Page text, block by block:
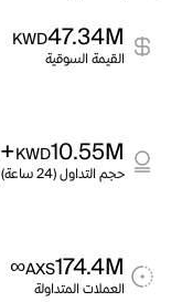
47.34M
KWD
القيمة السوقية
10.55M
KWD
+295.58%
حجم التداول (24 ساعة)
174.4M
AXS
∞
العملات المتداولة